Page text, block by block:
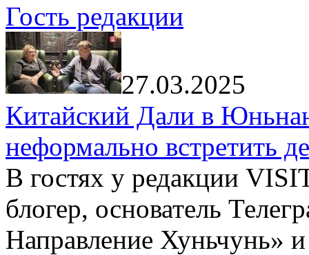
Гость редакции
27.03.2025
Китайский Дали в
неформально встретить
В гостях у редакции
блогер, основатель
Направление Хуньчунь»